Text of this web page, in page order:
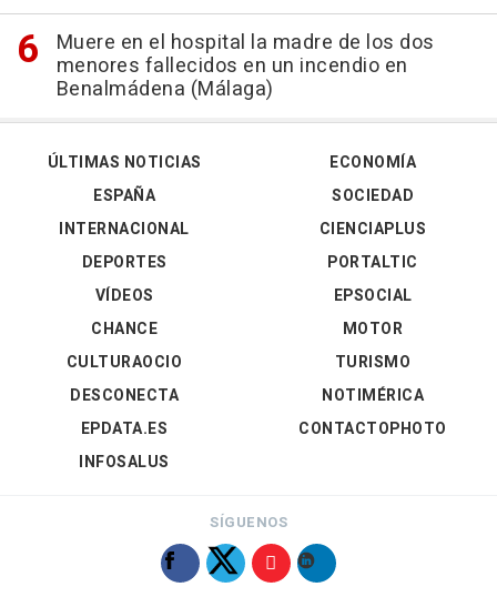
Muere en el hospital la madre de los dos
menores fallecidos en un incendio en
Benalmádena (Málaga)
ÚLTIMAS NOTICIAS
ESPAÑA
INTERNACIONAL
DEPORTES
VÍDEOS
ECONOMÍA
SOCIEDAD
CIENCIAPLUS
PORTALTIC
EPSOCIAL
CHANCE
CULTURAOCIO
DESCONECTA
EPDATA.ES
INFOSALUS
MOTOR
TURISMO
NOTIMÉRICA
CONTACTOPHOTO
SÍGUENOS